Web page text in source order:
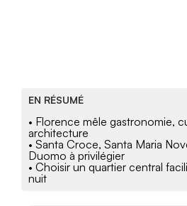
EN RÉSUMÉ
• Florence mêle gastronomie,
architecture
• Santa Croce, Santa Maria
Duomo à privilégier
• Choisir un quartier central
nuit